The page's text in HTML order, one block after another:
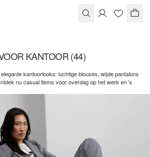
KANTOOR(44)
kantoorlooks: luchtige blouses, wijde pantalons
nu casual items voor overdag op het werk en 's